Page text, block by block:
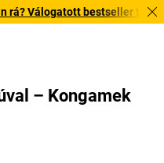
Válogatott bestseller
– Kongamek